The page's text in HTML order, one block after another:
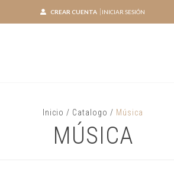
CREAR CUENTA INICIAR SESIÓN
Inicio / Catalogo / Música
MÚSICA